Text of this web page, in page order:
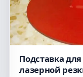
Подставка
лазерной